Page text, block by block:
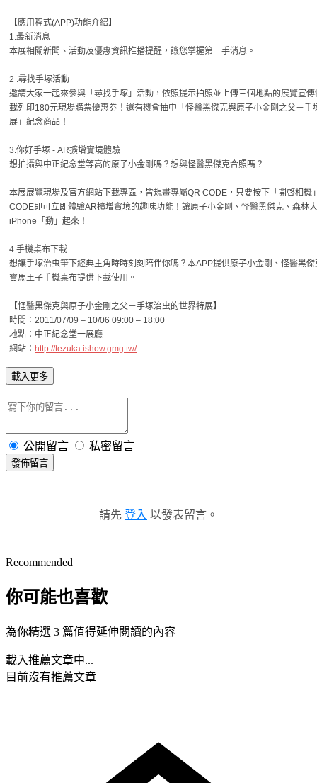
【應用程式(APP)功能介紹】
1.最新消息
本展相關新聞、活動及優惠資訊推播提醒，讓您掌握第一手消息。
2 .尋找手塚活動
邀請大家一起來參與「尋找手塚」活動，依照提示拍照並上傳三個地點的展覽宣
載列印180元現場購票優惠券！還有機會抽中「怪醫黑傑克與原子小金剛之父－手
展」紀念商品！
3.你好手塚 - AR擴增實境體驗
想拍攝與中正紀念堂等高的原子小金剛嗎？想與怪醫黑傑克合照嗎？
本展展覽現場及官方網站下載專區，皆規畫專屬QR CODE，只要按下「開啓相機
CODE即可立即體驗AR擴增實境的趣味功能！讓原子小金剛、怪醫黑傑克、森林
iPhone「動」起來！
4.手機桌布下載
想讓手塚治虫筆下經典主角時時刻刻陪伴你嗎？本APP提供原子小金剛、怪醫黑
寶馬王子手機桌布提供下載使用。
【怪醫黑傑克與原子小金剛之父－手塚治虫的世界特展】
時間：2011/07/09 – 10/06 09:00 – 18:00
地點：中正紀念堂一展廳
網站： http://tezuka.ishow.gmg.tw/
載入更多
公開留言 私密留言
發佈留言
請先 登入 以發表留言。
Recommended
你可能也喜歡
為你精選 3 篇值得延伸閱讀的內容
載入推薦文章中...
目前沒有推薦文章